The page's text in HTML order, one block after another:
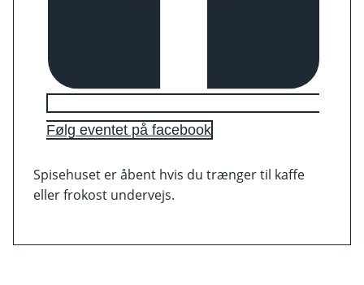
Følg eventet på facebook
Spisehuset er åbent hvis du trænger til kaffe
eller frokost undervejs.